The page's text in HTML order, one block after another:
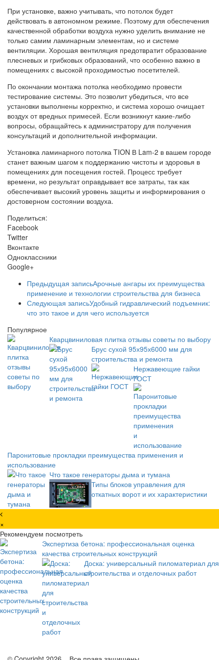
При установке, важно учитывать, что потолок будет
действовать в автономном режиме. Поэтому для обеспечения
качественной обработки воздуха нужно уделить внимание не
только самим ламинарным элементам, но и системе
вентиляции. Хорошая вентиляция предотвратит образование
плесневых и грибковых образований, что особенно важно в
помещениях с высокой проходимостью посетителей.
По окончании монтажа потолка необходимо провести
тестирование системы. Это позволит убедиться, что все
установки выполнены корректно, и система хорошо очищает
воздух от вредных примесей. Если возникнут какие-либо
вопросы, обращайтесь к администратору для получения
консультаций и дополнительной информации.
Установка ламинарного потолка TION В Lam-2 в вашем городе
станет важным шагом к поддержанию чистоты и здоровья в
помещениях для посещения гостей. Процесс требует
времени, но результат оправдывает все затраты, так как
обеспечивает высокий уровень защиты и информирования о
достоверном состоянии воздуха.
Поделиться:
Facebook
Twitter
Вконтакте
Одноклассники
Google+
Предыдущая записьАрочные ангары их преимущества
применение и технологии строительства для бизнеса
Следующая записьУдобный гидравлический подъемник:
что это такое и для чего используется
Популярное
Кварцвиниловая плитка отзывы советы по выбору
Брус сухой 95х95х6000 мм для
строительства и ремонта
Нержавеющие гайки
ГОСТ
Паронитовые прокладки преимущества применения и
использование
Что такое генераторы дыма и тумана
Типы блоков управления для
откатных ворот и их характеристики
×
Рекомендуем посмотреть
Экспертиза бетона: профессиональная оценка
качества строительных конструкций
Доска: универсальный пиломатериал для
строительства и отделочных работ